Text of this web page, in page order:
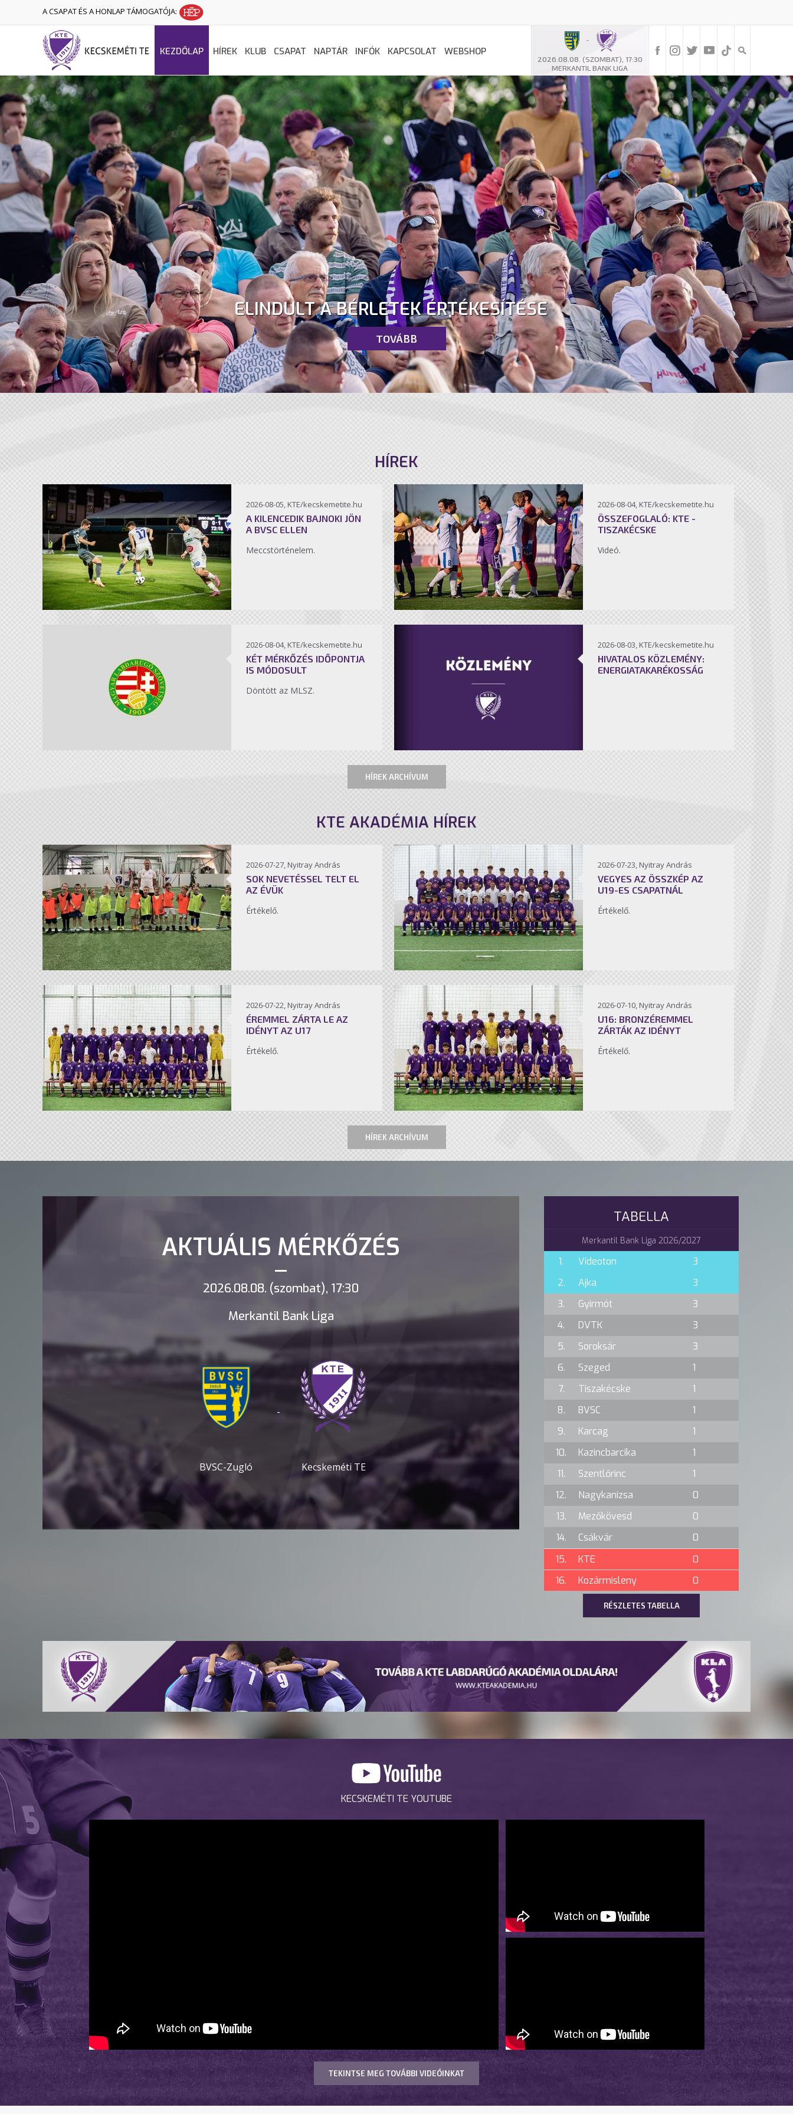
A CSAPAT ÉS A HONLAP TÁMOGATÓJA:
-
2026.08.08. (SZOMBAT), 17:30
MERKANTIL BANK LIGA
KEZDŐLAP HÍREK KLUB CSAPAT NAPTÁR INFÓK KAPCSOLAT WEBSHOP
ELINDULT A BÉRLETEK ÉRTÉKESÍTÉSE
TOVÁBB
HÍREK
2026-08-05, KTE/kecskemetite.hu
A KILENCEDIK BAJNOKI JÖN
A BVSC ELLEN
Meccstörténelem.
2026-08-04, KTE/kecskemetite.hu
ÖSSZEFOGLALÓ: KTE -
TISZAKÉCSKE
Videó.
2026-08-04, KTE/kecskemetite.hu
KÉT MÉRKŐZÉS IDŐPONTJA
IS MÓDOSULT
Döntött az MLSZ.
2026-08-03, KTE/kecskemetite.hu
HIVATALOS KÖZLEMÉNY:
ENERGIATAKARÉKOSSÁG
HÍREK ARCHÍVUM
KTE AKADÉMIA HÍREK
2026-07-27, Nyitray András
SOK NEVETÉSSEL TELT EL
AZ ÉVÜK
Értékelő.
2026-07-23, Nyitray András
VEGYES AZ ÖSSZKÉP AZ
U19-ES CSAPATNÁL
Értékelő.
2026-07-22, Nyitray András
ÉREMMEL ZÁRTA LE AZ
IDÉNYT AZ U17
Értékelő.
2026-07-10, Nyitray András
U16: BRONZÉREMMEL
ZÁRTÁK AZ IDÉNYT
Értékelő.
HÍREK ARCHÍVUM
AKTUÁLIS MÉRKŐZÉS
2026.08.08. (szombat), 17:30
Merkantil Bank Liga
BVSC-Zugló
-
Kecskeméti TE
TABELLA
Merkantil Bank Liga 2026/2027
1. Videoton
3
2.
Ajka
3
3.
Gyirmót
3
4.
DVTK
3
5.
Soroksár
3
6.
Szeged
1
7.
Tiszakécske
1
8.
BVSC
1
9.
Karcag
1
10.
Kazincbarcika
1
11.
Szentlőrinc
1
12.
Nagykanizsa
0
13.
Mezőkövesd
0
14.
Csákvár
0
15.
KTE
0
16.
Kozármisleny 0
RÉSZLETES TABELLA
KECSKEMÉTI TE YOUTUBE
TEKINTSE MEG TOVÁBBI VIDEÓINKAT